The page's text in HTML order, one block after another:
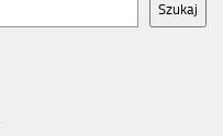
Szukaj